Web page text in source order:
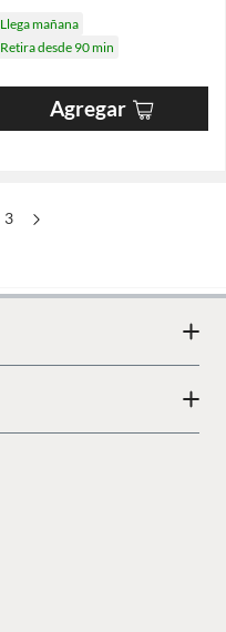
Llega mañana
Retira desde 90 min
Agregar
3